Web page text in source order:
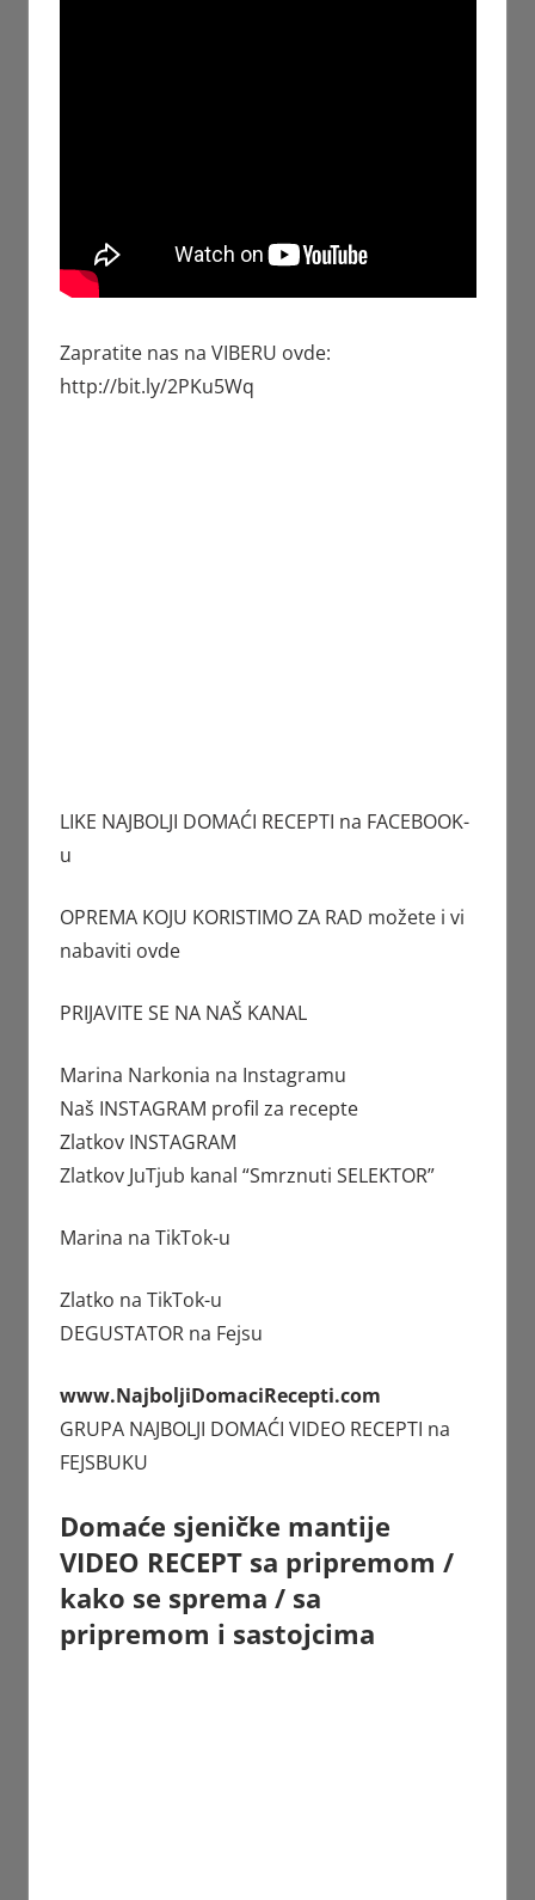
Zapratite nas na VIBERU ovde:
http://bit.ly/2PKu5Wq
LIKE NAJBOLJI DOMAĆI RECEPTI na FACEBOOK-
u
OPREMA KOJU KORISTIMO ZA RAD možete i vi
nabaviti ovde
PRIJAVITE SE NA NAŠ KANAL
Marina Narkonia na Instagramu
Naš INSTAGRAM profil za recepte
ZlatkovINSTAGRAM
Zlatkov JuTjub kanal “Smrznuti SELEKTOR”
Marina na TikTok-u
Zlatko na TikTok-u
DEGUSTATORna Fejsu
www.NajboljiDomaciRecepti.com
GRUPA NAJBOLJI DOMAĆI VIDEO RECEPTI na
FEJSBUKU
Domaće sjeničke mantije
VIDEO RECEPT sa pripremom /
kako se sprema / sa
pripremom i sastojcima